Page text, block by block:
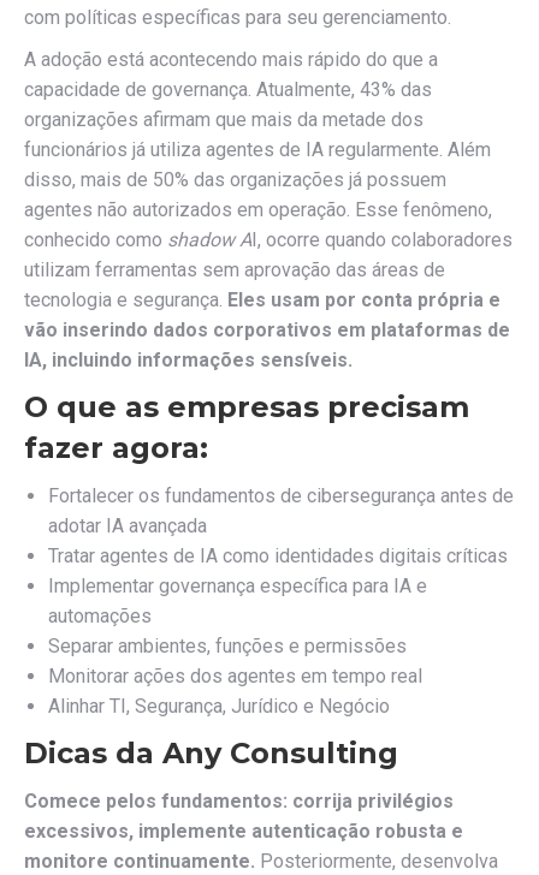
com políticas específicas para seu gerenciamento.
A adoção está acontecendo mais rápido do que a
capacidade de governança. Atualmente, 43% das
organizações afirmam que mais da metade dos
funcionários já utiliza agentes de IA regularmente. Além
disso, mais de 50% das organizações já possuem
agentes não autorizados em operação. Esse fenômeno,
conhecido como shadow AI, ocorre quando colaboradores
utilizam ferramentas sem aprovação das áreas de
tecnologia e segurança. Eles usam por conta própria e
vão inserindo dados corporativos em plataformas de
IA, incluindo informações sensíveis.
O que as empresas precisam
fazer agora:
Fortalecer os fundamentos de cibersegurança antes de
adotar IA avançada
Tratar agentes de IA como identidades digitais críticas
Implementar governança específica para IA e
automações
Separar ambientes, funções e permissões
Monitorar ações dos agentes em tempo real
Alinhar TI, Segurança, Jurídico e Negócio
Dicas da Any Consulting
Comece pelos fundamentos: corrija privilégios
excessivos, implemente autenticação robusta e
monitore continuamente. Posteriormente, desenvolva